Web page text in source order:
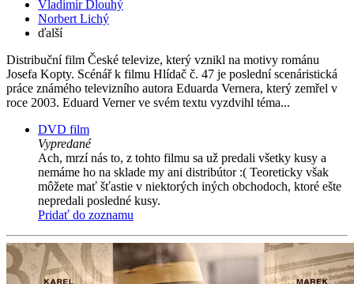
Vladimír Dlouhý
Norbert Lichý
ďalší
Distribuční film České televize, který vznikl na motivy románu
Josefa Kopty. Scénář k filmu Hlídač č. 47 je poslední scenáristická
práce známého televizního autora Eduarda Vernera, který zemřel v
roce 2003. Eduard Verner ve svém textu vyzdvihl téma...
DVD film
Vypredané
Ach, mrzí nás to, z tohto filmu sa už predali všetky kusy a
nemáme ho na sklade my ani distribútor :( Teoreticky však
môžete mať šťastie v niektorých iných obchodoch, ktoré ešte
nepredali posledné kusy.
Pridať do zoznamu